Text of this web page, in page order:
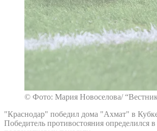
© Фото: Мария Новоселова/
"Краснодар" победил дома "Ахмат" в
Победитель противостояния определился в